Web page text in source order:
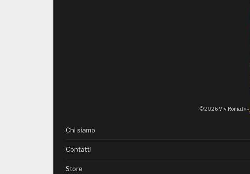
© 2026 ViviRoma.tv -
Chi siamo
Contatti
Store